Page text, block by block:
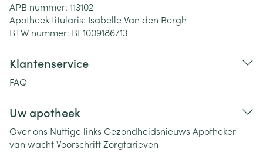
APB nummer: 113102
Apotheek titularis: Isabelle Van den Bergh
BTW nummer: BE1009186713
Klantenservice
FAQ
Uw apotheek
Over ons Nuttige links Gezondheidsnieuws Apotheker
van wachtVoorschriftZorgtarieven